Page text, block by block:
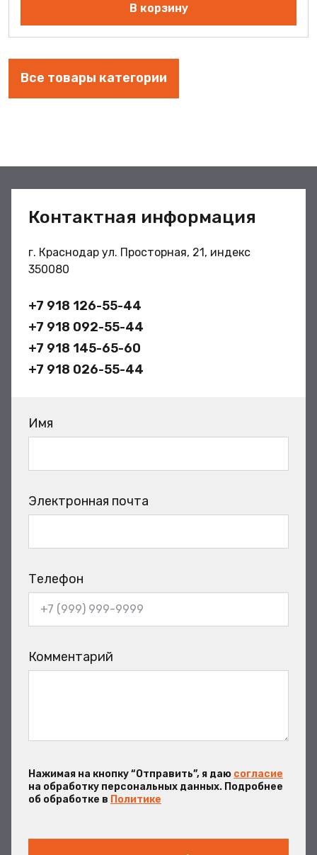
В корзину
Все товары категории
Контактная информация
г. Краснодар ул. Просторная, 21, индекс
350080
+7 918 126-55-44
+7 918 092-55-44
+7 918 145-65-60
+7 918 026-55-44
Имя
Электронная почта
Телефон
Комментарий
Нажимая на кнопку “Отправить”, я даю согласие
на обработку персональных данных. Подробнее
об обработке в Политике